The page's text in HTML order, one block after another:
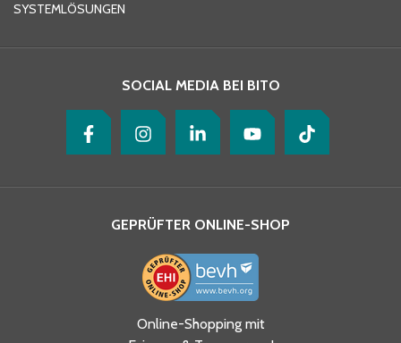
Ja, ich habe die
Datenschutzhinweise gelesen
SYSTEMLÖSUNGEN
SOCIAL MEDIA BEI BITO
GEPRÜFTER ONLINE-SHOP
Online-Shopping mit